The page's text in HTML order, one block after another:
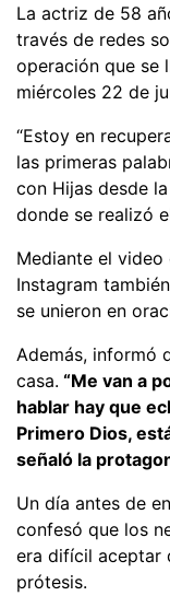
La actriz de 58
través de redes
operación que se
miércoles 22 de
“Estoy en
las primeras
con Hijas desde
donde se realizó
Mediante el
Instagram
se unieron en
Además, informó
casa. “Me van a
hablar hay que
Primero Dios,
señaló la
Un día antes de
confesó que los
era difícil aceptar
prótesis.